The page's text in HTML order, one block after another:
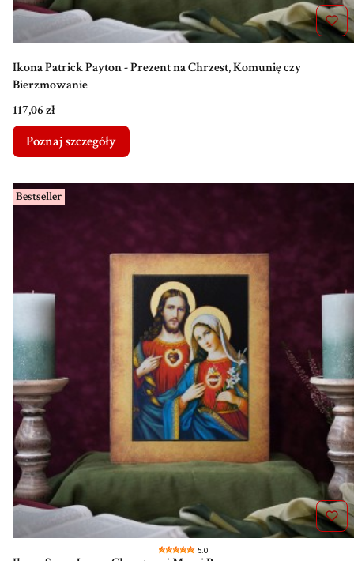
Ikona Patrick Payton - Prezent na Chrzest, Komunię czy
Bierzmowanie
Cena
117,06 zł
Poznaj szczegóły
Bestseller
5.0